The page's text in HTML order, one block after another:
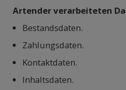
Artender verarbeiteten
Bestandsdaten.
Zahlungsdaten.
Kontaktdaten.
Inhaltsdaten.